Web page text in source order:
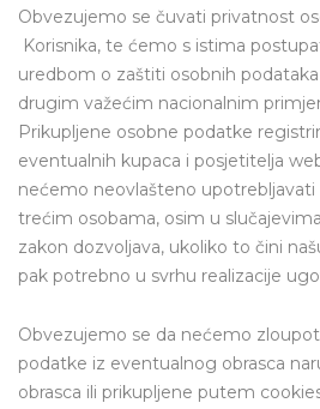
Obvezujemo se čuvati privatnost
Korisnika, te ćemo s istima
uredbom o zaštiti osobnih
drugim važećim nacionalnim
Prikupljene osobne podatke
eventualnih kupaca i posjetitelja
nećemo neovlašteno
trećim osobama, osim u
zakon dozvoljava, ukoliko to čini
pak potrebno u svrhu realizacije
Obvezujemo se da nećemo
podatke iz eventualnog obrasca
obrasca ili prikupljene putem